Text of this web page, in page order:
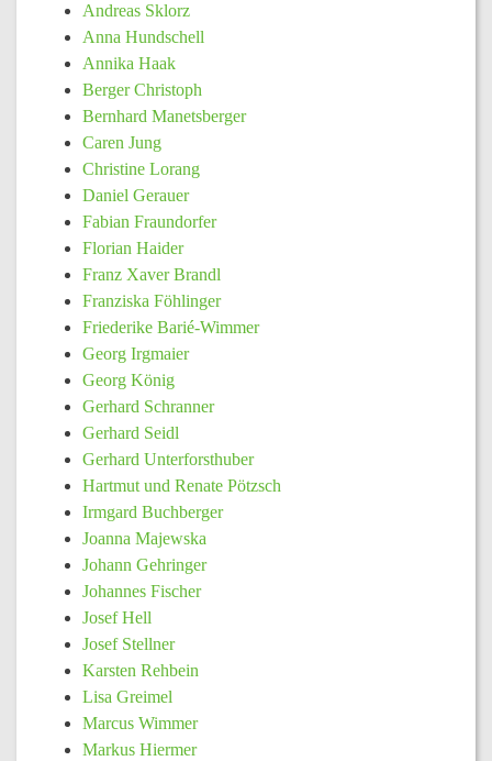
Andreas Sklorz
Anna Hundschell
Annika Haak
Berger Christoph
Bernhard Manetsberger
Caren Jung
Christine Lorang
Daniel Gerauer
Fabian Fraundorfer
Florian Haider
Franz Xaver Brandl
Franziska Föhlinger
Friederike Barié-Wimmer
Georg Irgmaier
Georg König
Gerhard Schranner
Gerhard Seidl
Gerhard Unterforsthuber
Hartmut und Renate Pötzsch
Irmgard Buchberger
Joanna Majewska
Johann Gehringer
Johannes Fischer
Josef Hell
Josef Stellner
Karsten Rehbein
Lisa Greimel
Marcus Wimmer
Markus Hiermer